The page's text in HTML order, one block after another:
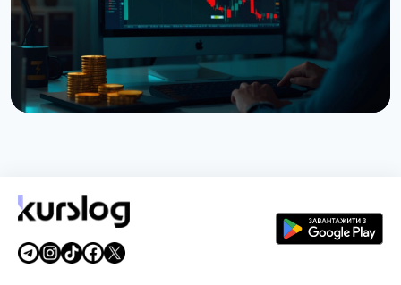
29 липня 2026 р.3 хв читання